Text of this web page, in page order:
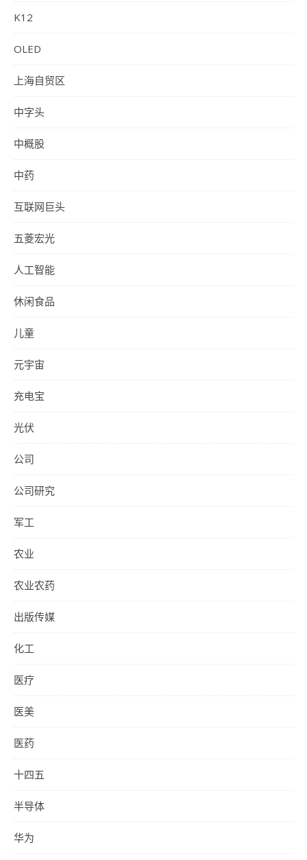
K12
OLED
上海自贸区
中字头
中概股
中药
互联网巨头
五菱宏光
人工智能
休闲食品
儿童
元宇宙
充电宝
光伏
公司
公司研究
军工
农业
农业农药
出版传媒
化工
医疗
医美
医药
十四五
半导体
华为